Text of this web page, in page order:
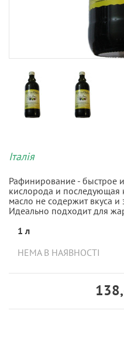
Італія
Рафинирование - быстрое
кислорода и последующая
масло не содержит вкуса и
Идеально подходит для
1 л
НЕМА В НАЯВНОСТІ